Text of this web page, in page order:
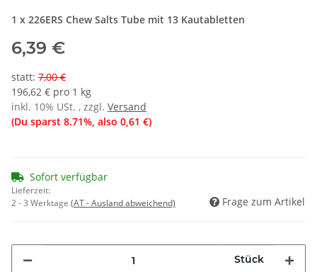
1 x 226ERS Chew Salts Tube mit 13 Kautabletten
6,39 €
statt: 7,00 €
196,62 € pro 1 kg
inkl. 10% USt. , zzgl. Versand
(Du sparst 8.71%, also 0,61 €)
Sofort verfügbar
Lieferzeit:
2 - 3 Werktage (AT - Ausland abweichend) Frage zum Artikel
Stück